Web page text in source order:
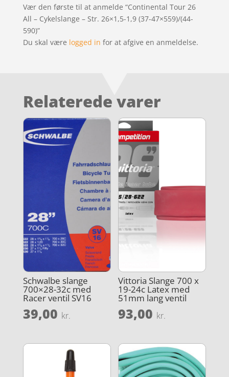
Vær den første til at anmelde “Continental Tour 26
All – Cykelslange – Str. 26×1,5-1,9 (37-47×559)/(44-
590)”
Du skal være logged in for at afgive en anmeldelse.
Relaterede varer
Schwalbe slange
700×28-32c med
Racer ventil SV16
39,00 kr.
Vittoria Slange 700 x
19-24c Latex med
51mm lang ventil
93,00 kr.